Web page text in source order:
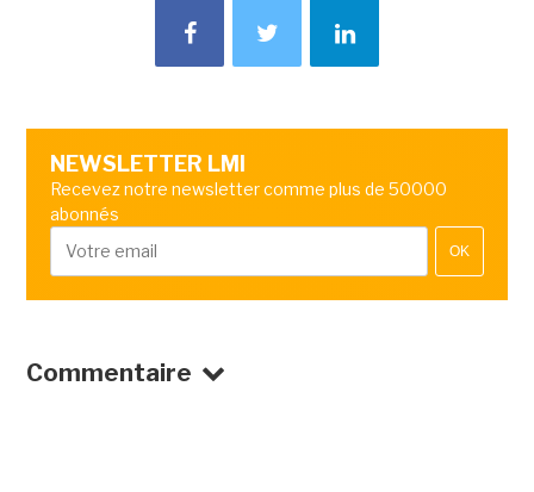
NEWSLETTER LMI
Recevez notre newsletter comme plus de 50000
abonnés
OK
Commentaire